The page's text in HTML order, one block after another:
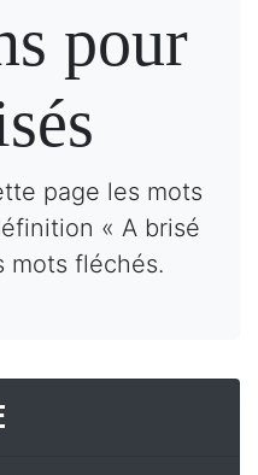
pour
page les mots
« A brisé
mots fléchés.